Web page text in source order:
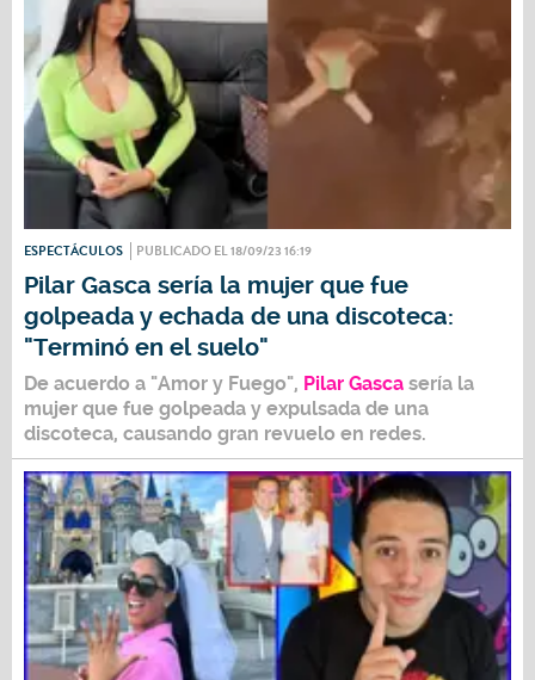
ESPECTÁCULOS PUBLICADO EL 18/09/23 16:19
Pilar Gasca sería la mujer que fue
golpeada y echada de una discoteca:
"Terminó en el suelo"
De acuerdo a "Amor y Fuego", Pilar Gasca sería la
mujer que fue golpeada y expulsada de una
discoteca, causando gran revuelo en redes.